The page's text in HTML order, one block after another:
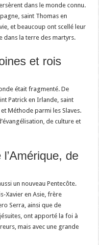
dans le monde connu.
saint Thomas en
et beaucoup ont scellé leur
dans la terre des martyrs.
et rois
était fragmenté. De
Patrick en Irlande, saint
Méthode parmi les Slaves.
de culture et
de
un nouveau Pentecôte.
Xavier en Asie, frère
Serra, ainsi que de
ont apporté la foi à
mais avec une grande